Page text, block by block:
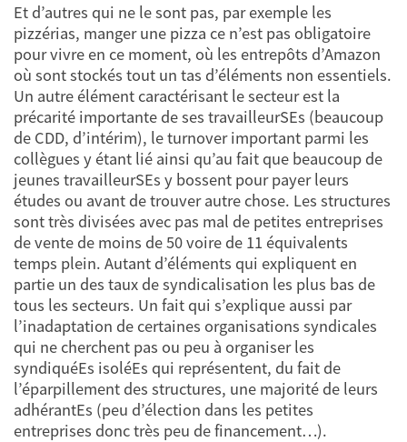
Et d’autres qui ne le sont pas, par exemple les
pizzérias, manger une pizza ce n’est pas obligatoire
pour vivre en ce moment, où les entrepôts d’Amazon
où sont stockés tout un tas d’éléments non essentiels.
Un autre élément caractérisant le secteur est la
précarité importante de ses travailleurSEs (beaucoup
de CDD, d’intérim), le turnover important parmi les
collègues y étant lié ainsi qu’au fait que beaucoup de
jeunes travailleurSEs y bossent pour payer leurs
études ou avant de trouver autre chose. Les structures
sont très divisées avec pas mal de petites entreprises
de vente de moins de 50 voire de 11 équivalents
temps plein. Autant d’éléments qui expliquent en
partie un des taux de syndicalisation les plus bas de
tous les secteurs. Un fait qui s’explique aussi par
l’inadaptation de certaines organisations syndicales
qui ne cherchent pas ou peu à organiser les
syndiquéEs isoléEs qui représentent, du fait de
l’éparpillement des structures, une majorité de leurs
adhérantEs (peu d’élection dans les petites
entreprises donc très peu de financement…).